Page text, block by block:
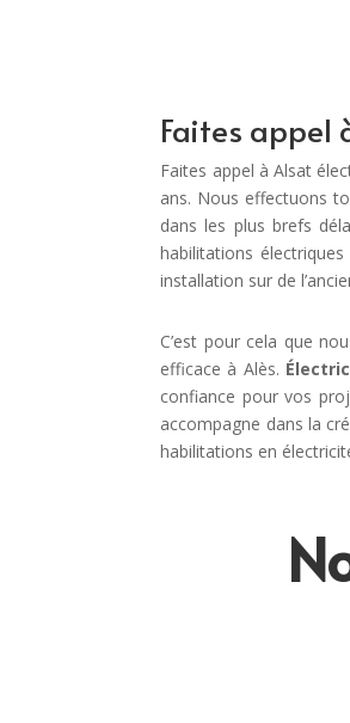
Faites appel
Faites appel à Alsat
ans. Nous effectuons
dans les plus brefs
habilitations
installation sur de
C’est pour cela que
efficace à Alès.
confiance pour vos
accompagne dans la
habilitations en